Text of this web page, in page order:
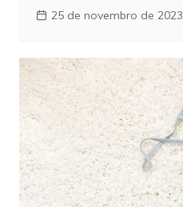
25 de novembro de 2023